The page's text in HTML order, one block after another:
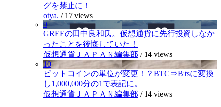
グを禁止に！
otya. / 17 views
9
GREEの田中良和氏。仮想通貨に先行投資しなか
ったことを後悔していた！
仮想通貨ＪＡＰＡＮ編集部 / 14 views
10
ビットコインの単位が変更！？BTC⇒Bitsに変換
し1,000,000分の1で表記に。
仮想通貨ＪＡＰＡＮ編集部 / 14 views